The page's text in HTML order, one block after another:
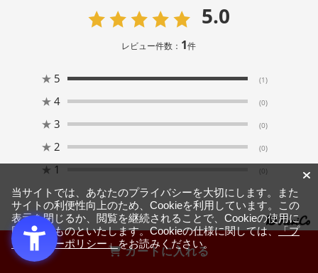
カートに入れる
5.0
レビュー件数： 1件
★ 5 (1)
★ 4 (0)
★ 3 (0)
★ 2 (0)
★ 1 (0)
当サイトでは、あなたのプライバシーを大切にします。また
サイトの利便性向上のため、Cookieを利用しています。この
表示を閉じるか、閲覧を継続されることで、Cookieの使用に
同意するものといたします。Cookieの仕様に関しては、「プ
ライバシーポリシー」をお読みください。